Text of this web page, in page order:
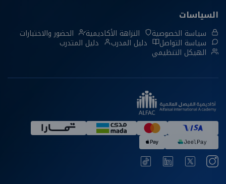
السياسات
سياسة الخصوصية النزاهة الأكاديمية الحضور والاختبارات
سياسة التواصل دليل المدرب دليل المتدرب
الهيكل التنظيمي